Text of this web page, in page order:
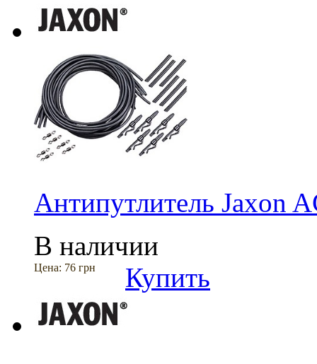
Антипутлитель Jaxon
В наличии
Цена: 76 грн Купить